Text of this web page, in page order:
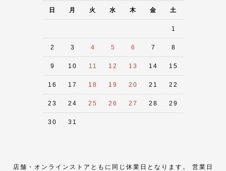
日 月 火 水 木 金 土
1
2 3 4 5 6 7 8
9 10 11 12 13 14 15
16 17 18 19 20 21 22
23 24 25 26 27 28 29
30 31
店舗・オンラインストアともに同じ休業日となります。 営業日